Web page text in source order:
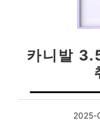
카니발
2025-